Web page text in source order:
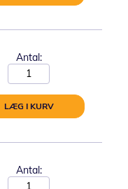
Antal:
LÆG I KURV
Antal: